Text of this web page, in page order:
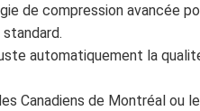
de compression avancée
automatiquement la
Canadiens de Montréal